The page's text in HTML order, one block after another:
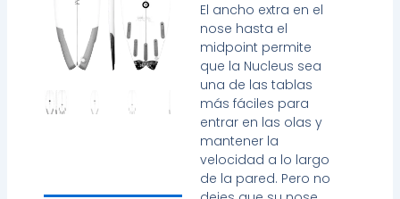
El ancho extra en el
nose hasta el
midpoint permite
que la Nucleus sea
una de las tablas
más fáciles para
entrar en las olas y
mantener la
velocidad a lo largo
de la pared. Pero no